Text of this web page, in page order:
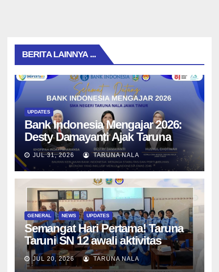
BERITA LAINNYA ...
UPDATES
Bank Indonesia Mengajar 2026:
Desty Damayanti Ajak Taruna
SMAN Taruna Nala Jawa Timur
Menjadi Generasi Pemimpin
Berwawasan Global
JUL 31, 2026 TARUNA NALA
GENERAL NEWS UPDATES
Semangat Hari Pertama! Taruna
Taruni SN 12 awali aktivitas
bersama Wali Kelas dan Tes
Asesmen Diagnostik
JUL 20, 2026 TARUNA NALA